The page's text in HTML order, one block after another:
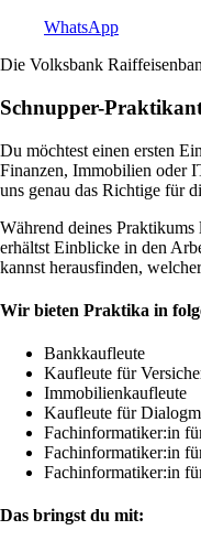
WhatsApp
Die Volksbank
Schnupper-
Du möchtest einen ersten
Finanzen, Immobilien oder
uns genau das Richtige für
Während deines Praktikums
erhältst Einblicke in den
kannst herausfinden,
Wir bieten Praktika in
Bankkaufleute
Kaufleute für
Immobilienkaufleute
Kaufleute für
Fachinformatiker:in
Fachinformatiker:in
Fachinformatiker:in
Das bringst du mit: